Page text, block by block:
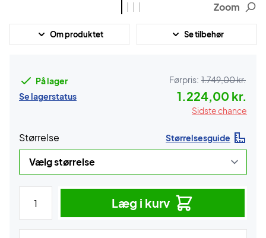
Zoom
Om produktet Se tilbehør
På lager
Se lagerstatus
Førpris: 1.749,00 kr.
1.224,00 kr.
Sidste chance
Størrelse Størrelsesguide
Læg i kurv